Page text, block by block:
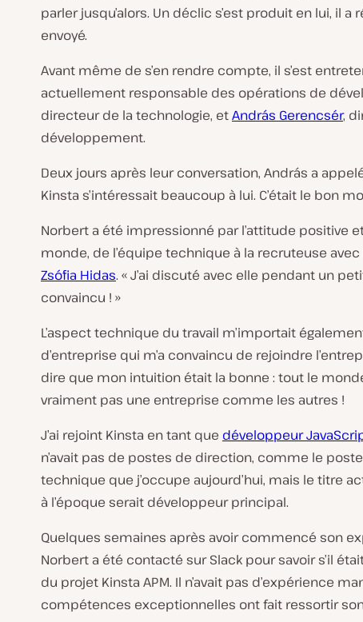
parler jusqu’alors. Un déclic s’est produit en lui, il a
envoyé.
Avant même de s’en rendre compte, il s’est
actuellement responsable des opérations de
directeur de la technologie, etAndrás Gerencsér,
développement.
Deux jours après leur conversation, András a
Kinsta s’intéressait beaucoup à lui. C’était le bon
Norbert a été impressionné par l’attitude positive
monde, de l’équipe technique à la recruteuse avec
Zsófia Hidas. « J’ai discuté avec elle pendant un
convaincu ! »
L’aspect technique du travail m’importait
d’entreprise qui m’a convaincu de rejoindre
dire que mon intuition était la bonne : tout le
vraiment pas une entreprise comme les autres !
J’ai rejoint Kinsta en tant que développeur
n’avait pas de postes de direction, comme le
technique que j’occupe aujourd’hui, mais le titre
à l’époque serait développeur principal.
Quelques semaines après avoir commencé son
Norbert a été contacté sur Slack pour savoir s’il
du projet Kinsta APM. Il n’avait pas d’expérience
compétences exceptionnelles ont fait ressortir